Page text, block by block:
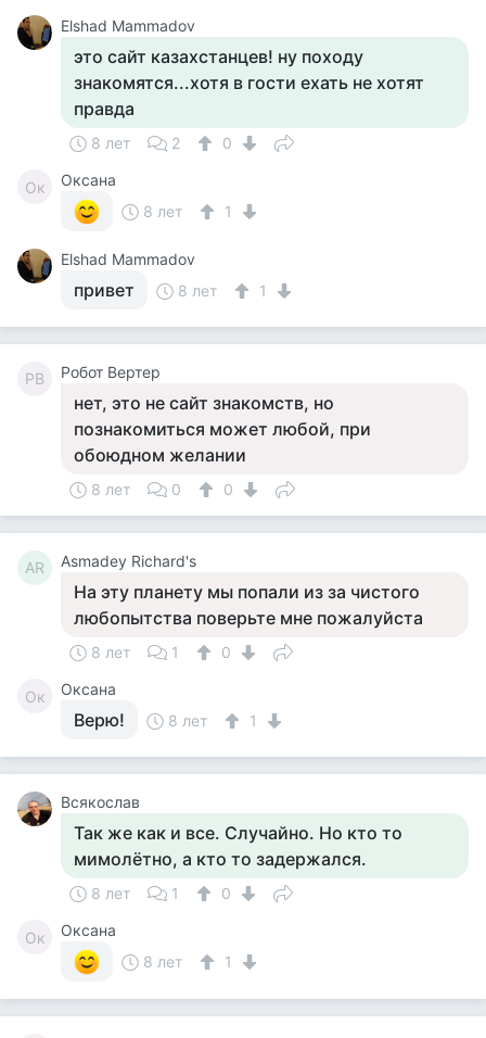
Elshad Mammadov
это сайт казахстанцев! ну походу
знакомятся...хотя в гости ехать не хотят
правда
8 лет 2 0
Ок
Оксана
8 лет
1
Elshad Mammadov
привет 8 лет 1
РВ Робот Вертер
нет, это не сайт знакомств, но
познакомиться может любой, при
обоюдном желании
8 лет 0 0
AR Asmadey Richard's
На эту планету мы попали из за чистого
любопытства поверьте мне пожалуйста
8 лет 1 0
Ок Оксана
Верю! 8 лет 1
Всякослав
Так же как и все. Случайно. Но кто то
мимолётно, а кто то задержался.
8 лет 1 0
Ок
Оксана
8 лет
1